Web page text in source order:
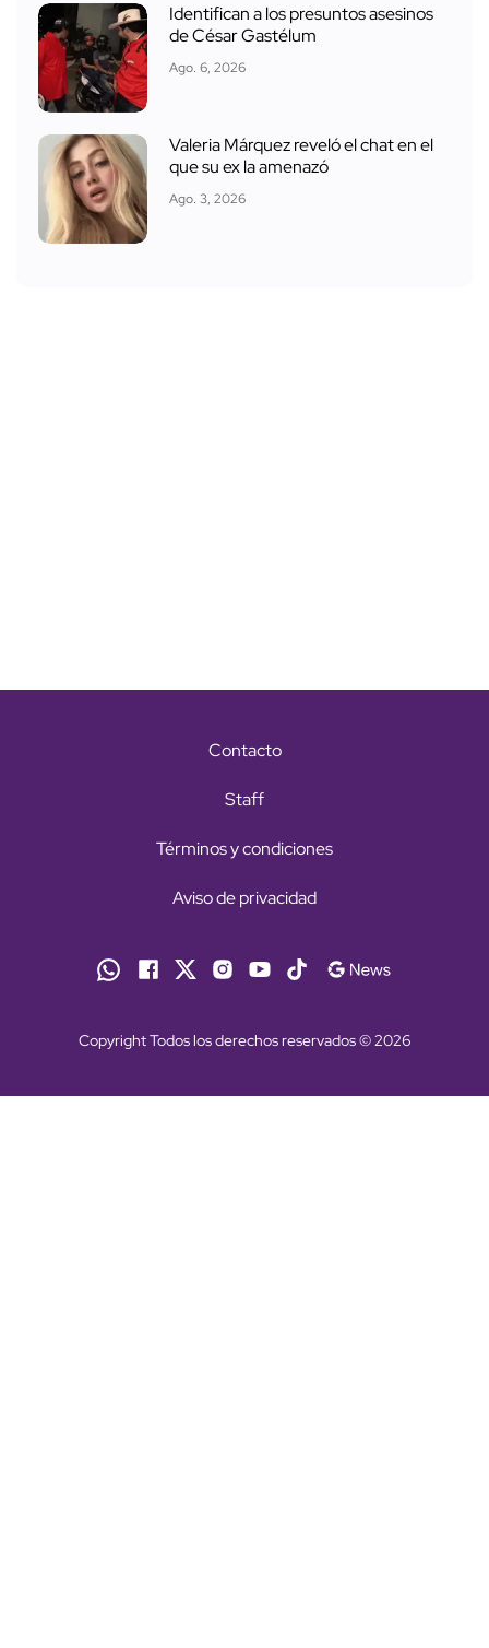
Identifican a los presuntos asesinos
de César Gastélum
Ago. 6, 2026
Valeria Márquez reveló el chat en el
que su ex la amenazó
Ago. 3, 2026
Contacto
Staff
Términos y condiciones
Aviso de privacidad
Copyright Todos los derechos reservados © 2026